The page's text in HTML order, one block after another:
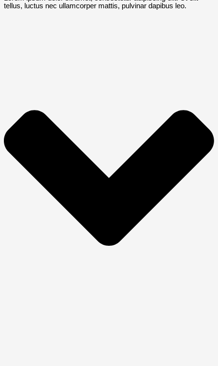
tellus, luctus nec ullamcorper mattis, pulvinar dapibus leo.